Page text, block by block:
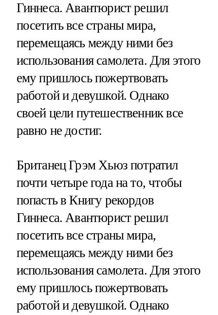
Гиннеса. Авантюрист решил
посетить все страны мира,
перемещаясь между ними без
использования самолета. Для этого
ему пришлось пожертвовать
работой и девушкой. Однако
своей цели путешественник все
равно не достиг.
Британец Грэм Хьюз потратил
почти четыре года на то, чтобы
попасть в Книгу рекордов
Гиннеса. Авантюрист решил
посетить все страны мира,
перемещаясь между ними без
использования самолета. Для этого
ему пришлось пожертвовать
работой и девушкой. Однако